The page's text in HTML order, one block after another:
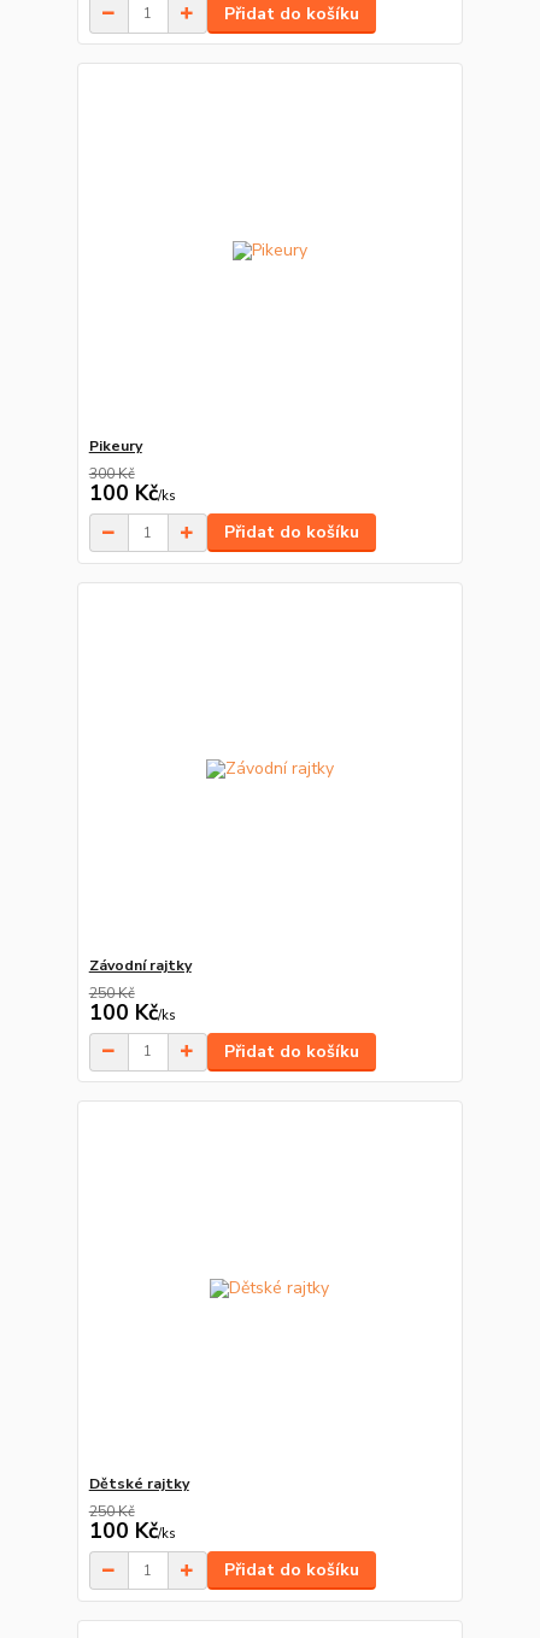
Přidat do košíku
Pikeury
300 Kč
100 Kč/ks
Přidat do košíku
Závodní rajtky
250 Kč
100 Kč/ks
Přidat do košíku
Dětské rajtky
250 Kč
100 Kč/ks
Přidat do košíku